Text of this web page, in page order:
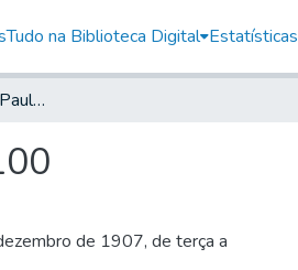
Tudo na Biblioteca Digital Estatísticas
O Commercio de São Paulo, 1893, Ano I, n. 0100
de 1907, de terça a